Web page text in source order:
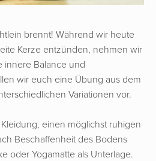
brennt! Während wir heute
Kerze entzünden, nehmen wir
innere Balance und
wir euch eine Übung aus dem
Variationen vor.
einen möglichst ruhigen
Beschaffenheit des Bodens
oder Yogamatte als Unterlage.